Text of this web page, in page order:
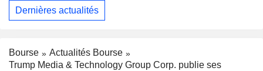
Dernières actualités
Bourse
Actualités Bourse
Trump Media & Technology Group Corp. publie ses